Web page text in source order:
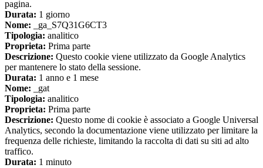
pagina.
Durata: 1 giorno
Nome: _ga_S7Q31G6CT3
Tipologia: analitico
Proprieta: Prima parte
Descrizione: Questo cookie viene utilizzato da Google Analytics
per mantenere lo stato della sessione.
Durata: 1 anno e 1 mese
Nome: _gat
Tipologia: analitico
Proprieta: Prima parte
Descrizione: Questo nome di cookie è associato a Google Universal
Analytics, secondo la documentazione viene utilizzato per limitare la
frequenza delle richieste, limitando la raccolta di dati su siti ad alto
traffico.
Durata: 1 minuto